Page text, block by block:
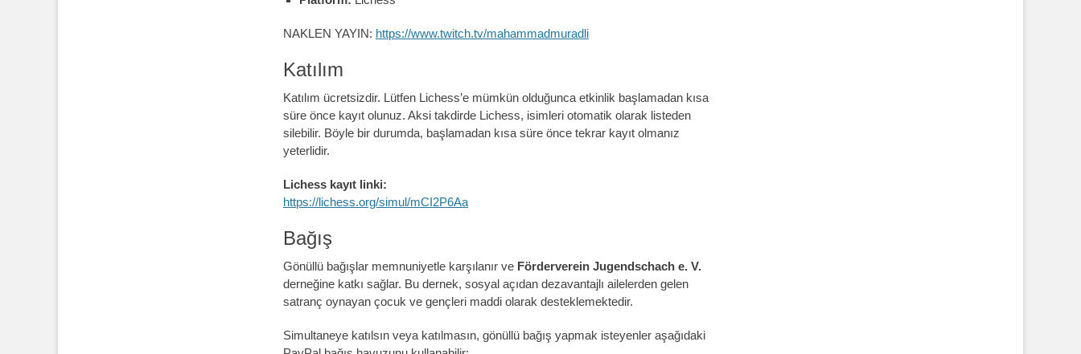
NAKLEN YAYIN: https://www.twitch.tv/mahammadmuradli
Katılım
Katılım ücretsizdir. Lütfen Lichess’e mümkün olduğunca etkinlik başlamadan kısa
süre önce kayıt olunuz. Aksi takdirde Lichess, isimleri otomatik olarak listeden
silebilir. Böyle bir durumda, başlamadan kısa süre önce tekrar kayıt olmanız
yeterlidir.
Lichess kayıt linki:
https://lichess.org/simul/mCI2P6Aa
Bağış
Gönüllü bağışlar memnuniyetle karşılanır ve Förderverein Jugendschach e. V.
derneğine katkı sağlar. Bu dernek, sosyal açıdan dezavantajlı ailelerden gelen
satranç oynayan çocuk ve gençleri maddi olarak desteklemektedir.
Simultaneye katılsın veya katılmasın, gönüllü bağış yapmak isteyenler aşağıdaki